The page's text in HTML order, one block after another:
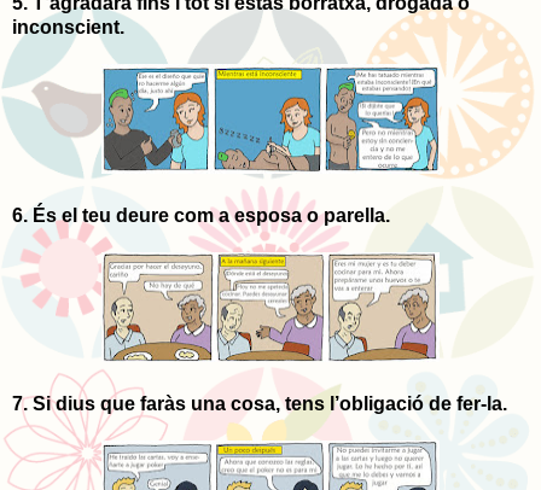
inconscient.
6. És el teu deure com a esposa o parella.
7. Si dius que faràs una cosa, tens l’obligació de fer-la.